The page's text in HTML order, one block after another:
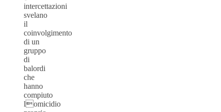
intercettazioni
svelano
il
coinvolgimento
di un
gruppo
di
balordi
che
hanno
compiuto
lomicidio